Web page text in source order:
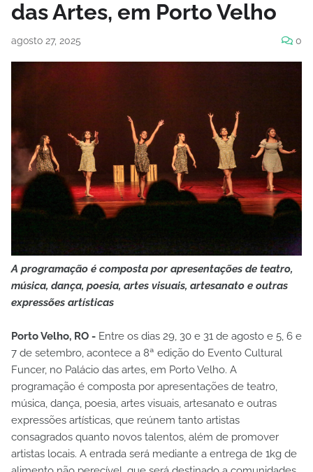
das Artes, em Porto Velho
agosto 27, 2025 0
A programação é composta por apresentações de teatro,
música, dança, poesia, artes visuais, artesanato e outras
expressões artísticas
Porto Velho, RO - Entre os dias 29, 30 e 31 de agosto e 5, 6 e
7 de setembro, acontece a 8ª edição do Evento Cultural
Funcer, no Palácio das artes, em Porto Velho. A
programação é composta por apresentações de teatro,
música, dança, poesia, artes visuais, artesanato e outras
expressões artísticas, que reúnem tanto artistas
consagrados quanto novos talentos, além de promover
artistas locais. A entrada será mediante a entrega de 1kg de